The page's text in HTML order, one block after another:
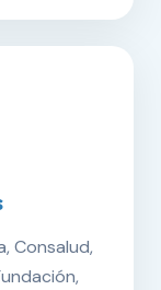
Consalud,